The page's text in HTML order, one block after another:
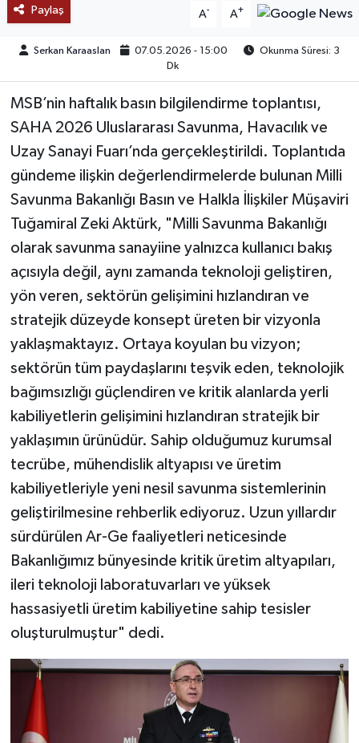
Paylaş A- A+
Serkan Karaaslan 07.05.2026 - 15:00
Okunma Süresi: 3
Dk
MSB’nin haftalık basın bilgilendirme toplantısı,
SAHA 2026 Uluslararası Savunma, Havacılık ve
Uzay Sanayi Fuarı’nda gerçekleştirildi. Toplantıda
gündeme ilişkin değerlendirmelerde bulunan Milli
Savunma Bakanlığı Basın ve Halkla İlişkiler Müşaviri
Tuğamiral Zeki Aktürk, "Milli Savunma Bakanlığı
olarak savunma sanayiine yalnızca kullanıcı bakış
açısıyla değil, aynı zamanda teknoloji geliştiren,
yön veren, sektörün gelişimini hızlandıran ve
stratejik düzeyde konsept üreten bir vizyonla
yaklaşmaktayız. Ortaya koyulan bu vizyon;
sektörün tüm paydaşlarını teşvik eden, teknolojik
bağımsızlığı güçlendiren ve kritik alanlarda yerli
kabiliyetlerin gelişimini hızlandıran stratejik bir
yaklaşımın ürünüdür. Sahip olduğumuz kurumsal
tecrübe, mühendislik altyapısı ve üretim
kabiliyetleriyle yeni nesil savunma sistemlerinin
geliştirilmesine rehberlik ediyoruz. Uzun yıllardır
sürdürülen Ar-Ge faaliyetleri neticesinde
Bakanlığımız bünyesinde kritik üretim altyapıları,
ileri teknoloji laboratuvarları ve yüksek
hassasiyetli üretim kabiliyetine sahip tesisler
oluşturulmuştur" dedi.
OTOMOTİV
YAŞAM
KÜLTÜR SANAT